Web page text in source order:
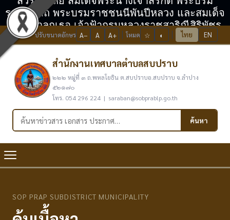
ราชินีนาถ พระบรมราชชนนีพันปีหลวง และสมเด็จ
พระเจ้าลูกเธอ เจ้าฟ้ากรมหลวงราชสาริณีสิริพัชร
มหาวัชรราชธิดา
ปรับขนาดอักษร A− A A+ โหมด ☆ ◐ ไทย EN
สำนักงานเทศบาลตำบลสบปราบ
๒๒๒ หมู่ที่ ๓ ถ.พหลโยธิน ต.สบปราบอ.สบปราบ จ.ลำปาง
๕๒๑๗๐
โทร. 054 296 224 | saraban@sobprablp.go.th
ค้นหาในเว็บไซต์ ค้นหา
SOP PRAP SUBDISTRICT MUNICIPALITY